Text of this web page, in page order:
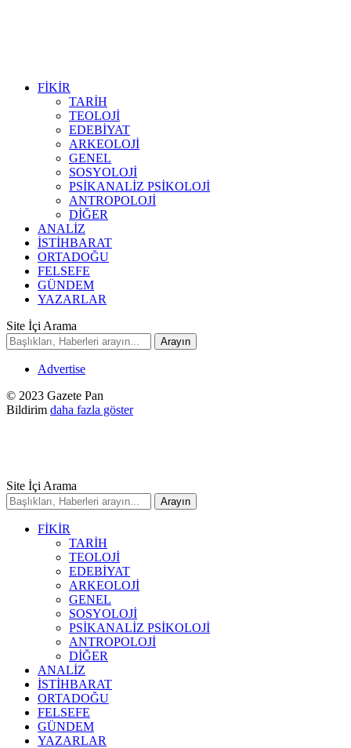
FİKİR
TARİH
TEOLOJİ
EDEBİYAT
ARKEOLOJİ
GENEL
SOSYOLOJİ
PSİKANALİZ PSİKOLOJİ
ANTROPOLOJİ
DİĞER
ANALİZ
İSTİHBARAT
ORTADOĞU
FELSEFE
GÜNDEM
YAZARLAR
Site İçi Arama
Advertise
© 2023 Gazete Pan
Bildirim daha fazla göster
Site İçi Arama
FİKİR
TARİH
TEOLOJİ
EDEBİYAT
ARKEOLOJİ
GENEL
SOSYOLOJİ
PSİKANALİZ PSİKOLOJİ
ANTROPOLOJİ
DİĞER
ANALİZ
İSTİHBARAT
ORTADOĞU
FELSEFE
GÜNDEM
YAZARLAR